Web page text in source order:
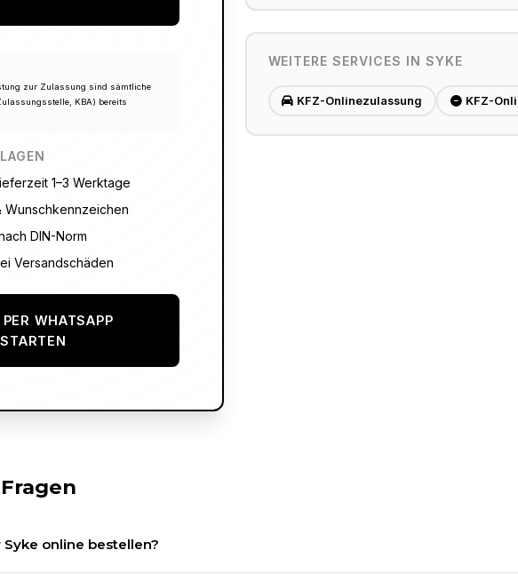
zur Zulassung sind sämtliche
KBA) bereits
1–3 Werktage
Wunschkennzeichen
DIN-Norm
Versandschäden
WHATSAPP
STARTEN
WEITERE SERVICES INSYKE
KFZ-Onlinezulassung KFZ-
online bestellen?